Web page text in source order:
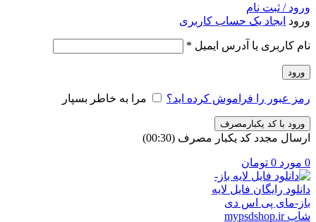
ورود / ثبت نام
ورود ایجاد یک حساب کاربری
نام کاربری یا آدرس ایمیل *
ورود
رمز عبور را فراموش کرده اید؟ مرا به خاطر بسپار
ورود با کد یکبارمصرف
ارسال مجدد کد یکبار مصرف (00:
30
)
0 مورد 0 تومان